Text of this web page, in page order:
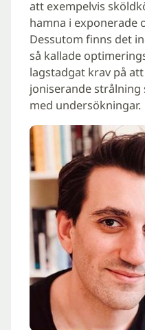
att exempelvis
hamna i exponerade
Dessutom finns det
så kallade
lagstadgat krav på
joniserande
med undersökningar.